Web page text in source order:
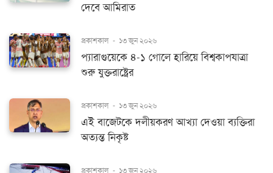
দেবে আমিরাত
প্রকাশকাল - ১৩ জুন ২০২৬
প্যারাগুয়েকে ৪-১ গোলে হারিয়ে বিশ্বকাপযাত্রা
শুরু যুক্তরাষ্ট্রের
প্রকাশকাল - ১৩ জুন ২০২৬
এই বাজেটকে দলীয়করণ আখ্যা দেওয়া ব্যক্তিরা
অত্যন্ত নিকৃষ্ট
প্রকাশকাল - ১৩ জুন ২০২৬